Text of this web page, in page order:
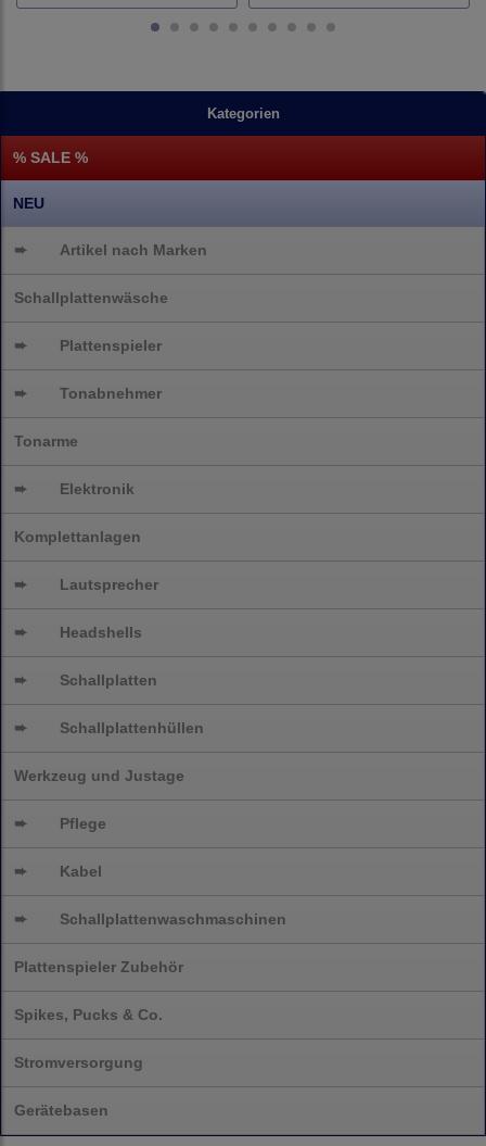
Kategorien
% SALE %
NEU
➨ Artikel nach Marken
Schallplattenwäsche
➨ Plattenspieler
➨ Tonabnehmer
Tonarme
➨ Elektronik
Komplettanlagen
➨ Lautsprecher
➨ Headshells
➨ Schallplatten
➨ Schallplattenhüllen
Werkzeug und Justage
➨ Pflege
➨ Kabel
➨ Schallplattenwaschmaschinen
Plattenspieler Zubehör
Spikes, Pucks & Co.
Stromversorgung
Gerätebasen